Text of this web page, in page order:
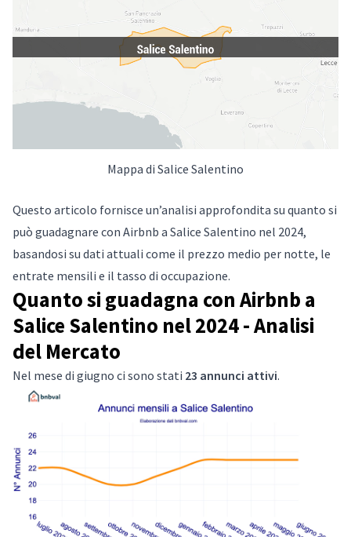
Mappa di Salice Salentino
Questo articolo fornisce un’analisi approfondita su quanto si
può guadagnare con Airbnb a Salice Salentino nel 2024,
basandosi su dati attuali come il prezzo medio per notte, le
entrate mensili e il tasso di occupazione.
Quanto si guadagna con Airbnb a
Salice Salentino nel 2024 - Analisi
del Mercato
Nel mese di giugno ci sono stati 23 annunci attivi.